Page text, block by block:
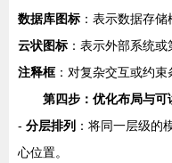
数据库图标 ：表示数据存储
云状图标 ：表示外部系统或
注释框：对复杂交互或约束
第四步：优化布局与可
- 分层排列 ：将同一层级的
心位置。